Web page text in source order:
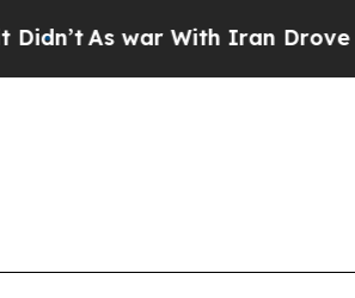
As war With Iran Drove oil